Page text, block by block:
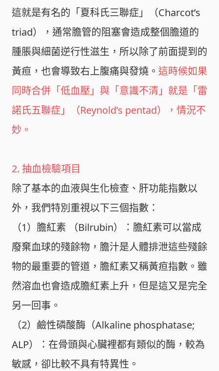
這就是有名的「夏科氏三聯症」（Charcot’s
triad），通常膽管的阻塞會造成整個膽道的
腫脹與細菌逆行性滋生，所以除了前面提到的
黃疸，也會導致右上腹痛與發燒。 這時候如果
同時合併「低血壓」與「意識不清」就是「雷
諾氏五聯症」（Reynold’s pentad），情況不
妙。
2. 抽血檢驗項目
除了基本的血液與生化檢查、肝功能指數以
外，我們特別重視以下三個指數：
（1）膽紅素 （Bilrubin）：膽紅素可以當成
廢棄血球的殘餘物，膽汁是人體排泄這些殘餘
物的最重要的管道，膽紅素又稱黃疸指數。雖
然溶血也會造成膽紅素上升，但是這又是完全
另一回事。
（2）鹼性磷酸酶（Alkaline phosphatase;
ALP）：在骨頭與心臟裡都有類似的酶，較為
敏感，卻比較不具有特異性。